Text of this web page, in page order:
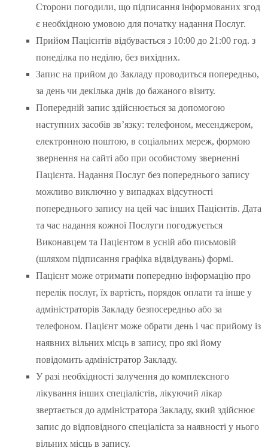
Сторони погодили, що підписання інформованих згод
є необхідною умовою для початку надання Послуг.
Прийом Пацієнтів відбувається з 10:00 до 21:00 год. з
понеділка по неділю, без вихідних.
Запис на прийом до Закладу проводиться попередньо,
за день чи декілька днів до бажаного візиту.
Попередній запис здійснюється за допомогою
наступних засобів зв’язку: телефоном, месенджером,
електронною поштою, в соціальних мереж, формою
звернення на сайті або при особистому зверненні
Пацієнта. Надання Послуг без попереднього запису
можливо виключно у випадках відсутності
попереднього запису на цей час інших Пацієнтів. Дата
та час надання кожної Послуги погоджується
Виконавцем та Пацієнтом в усній або письмовій
(шляхом підписання графіка відвідувань) формі.
Пацієнт може отримати попередню інформацію про
перелік послуг, їх вартість, порядок оплати та інше у
адміністраторів Закладу безпосередньо або за
телефоном. Пацієнт може обрати день і час прийому із
наявних вільних місць в запису, про які йому
повідомить адміністратор Закладу.
У разі необхідності залучення до комплексного
лікування інших спеціалістів, лікуючий лікар
звертається до адміністратора Закладу, який здійснює
запис до відповідного спеціаліста за наявності у нього
вільних місць в запису.